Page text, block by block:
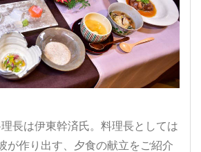
理長は伊東幹済氏。料理長としては
が作り出す、夕食の献立をご紹介